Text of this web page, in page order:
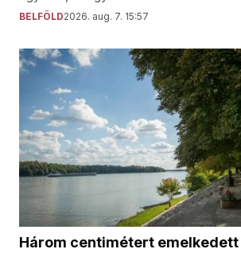
BELFÖLD2026. aug. 7. 15:57
Három centimétert emelkedett